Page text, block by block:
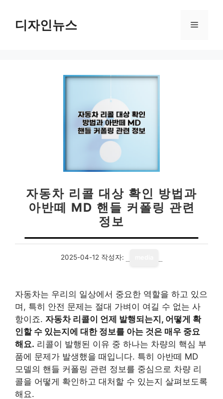
디자인뉴스 메
자동차 리콜 대상 확인 방법과
아반떼 MD 핸들 커폴링 관련
정보
2025-04-12 작성자:
자동차는 우리의 일상에서 중요한 역할을 하고 있으
며, 특히 안전 문제는 절대 가벼이 여길 수 없는 사
항이죠. 자동차 리콜이 언제 발행되는지, 어떻게 확
인할 수 있는지에 대한 정보를 아는 것은 매우 중요
해요. 리콜이 발행된 이유 중 하나는 차량의 핵심 부
품에 문제가 발생했을 때입니다. 특히 아반떼 MD
모델의 핸들 커폴링 관련 정보를 중심으로 차량 리
콜을 어떻게 확인하고 대처할 수 있는지 살펴보도록
해요.